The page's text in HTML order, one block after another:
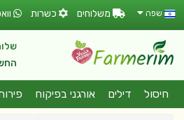
שפה משלוחים כשרות
חיסול דילים אורגני בפיקוח